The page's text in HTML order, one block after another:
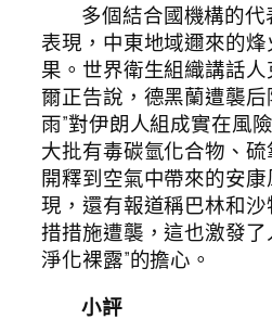
多個結合國機構的
表現，中東地域邇來的
果。世界衛生組織講話人
爾正告說，德黑蘭遭襲后
雨”對伊朗人組成實在風
大批有毒碳氫化合物、
開釋到空氣中帶來的安
現，還有報道稱巴林和
措措施遭襲，這也激發了
淨化裸露”的擔心。
小評